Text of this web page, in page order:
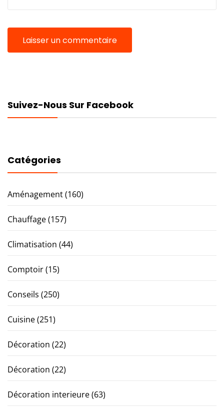
Suivez-Nous Sur Facebook
Catégories
Aménagement(160)
Chauffage(157)
Climatisation (44)
Comptoir(15)
Conseils (250)
Cuisine(251)
Décoration (22)
Décoration (22)
Décoration interieure(63)